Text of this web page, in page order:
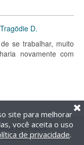
D.
se trabalhar, muito
novamente com
reservados.
site para melhorar
você aceita o uso
de privacidade.